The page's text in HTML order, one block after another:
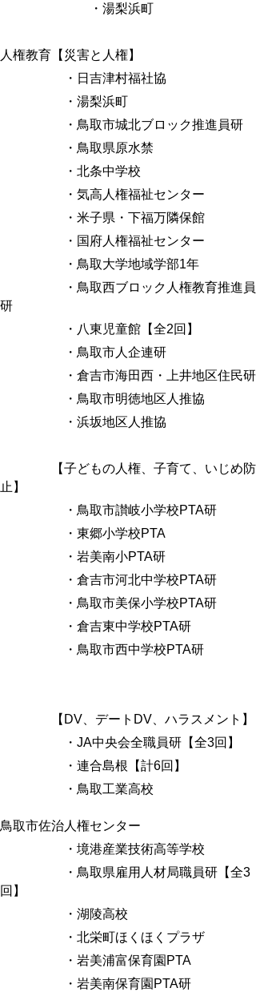
・湯梨浜町
人権教育【災害と人権】
・日吉津村福社協
・湯梨浜町
・鳥取市城北ブロック推進員研
・鳥取県原水禁
・北条中学校
・気高人権福祉センター
・米子県・下福万隣保館
・国府人権福祉センター
・鳥取大学地域学部1年
・鳥取西ブロック人権教育推進員
研
・八東児童館【全2回】
・鳥取市人企連研
・倉吉市海田西・上井地区住民研
・鳥取市明徳地区人推協
・浜坂地区人推協
【子どもの人権、子育て、いじめ防
止】
・鳥取市讃岐小学校PTA研
・東郷小学校PTA
・岩美南小PTA研
・倉吉市河北中学校PTA研
・鳥取市美保小学校PTA研
・倉吉東中学校PTA研
・鳥取市西中学校PTA研
【 DV 、デート DV 、ハラスメント】
・ JA中央会全職員研【全3回】
・連合島根【計6回】
・鳥取工業高校
鳥取市佐治人権センター
・境港産業技術高等学校
・鳥取県雇用人材局職員研【全3
回】
・湖陵高校
・北栄町ほくほくプラザ
・岩美浦富保育園 PTA
・岩美南保育園 PTA研